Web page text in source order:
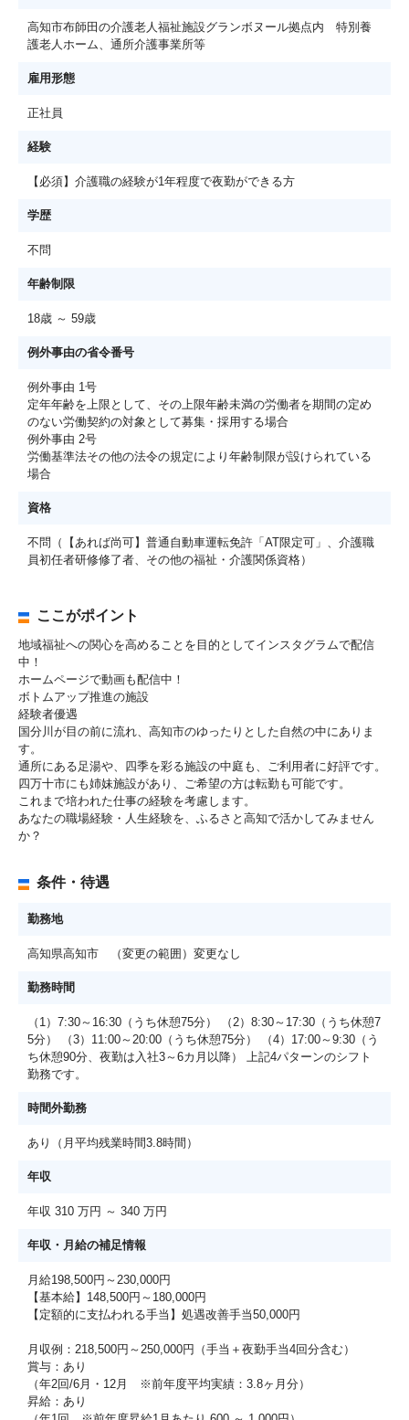
高知市布師田の介護老人福祉施設グランボヌール拠点内 特別養
護老人ホーム、通所介護事業所等
雇用形態
正社員
経験
【必須】介護職の経験が1年程度で夜勤ができる方
学歴
不問
年齢制限
18歳 ～ 59歳
例外事由の省令番号
例外事由 1号
定年年齢を上限として、その上限年齢未満の労働者を期間の定め
のない労働契約の対象として募集・採用する場合
例外事由 2号
労働基準法その他の法令の規定により年齢制限が設けられている
場合
資格
不問（【あれば尚可】普通自動車運転免許「AT限定可」、介護職
員初任者研修修了者、その他の福祉・介護関係資格）
ここがポイント
地域福祉への関心を高めることを目的としてインスタグラムで配信
中！
ホームページで動画も配信中！
ボトムアップ推進の施設
経験者優遇
国分川が目の前に流れ、高知市のゆったりとした自然の中にありま
す。
通所にある足湯や、四季を彩る施設の中庭も、ご利用者に好評です。
四万十市にも姉妹施設があり、ご希望の方は転勤も可能です。
これまで培われた仕事の経験を考慮します。
あなたの職場経験・人生経験を、ふるさと高知で活かしてみません
か？
条件・待遇
勤務地
高知県高知市 （変更の範囲）変更なし
勤務時間
（1）7:30～16:30（うち休憩75分） （2）8:30～17:30（うち休憩7
5分） （3）11:00～20:00（うち休憩75分） （4）17:00～9:30（う
ち休憩90分、夜勤は入社3～6カ月以降） 上記4パターンのシフト
勤務です。
時間外勤務
あり（月平均残業時間3.8時間）
年収
年収 310 万円 ～ 340 万円
年収・月給の補足情報
月給198,500円～230,000円
【基本給】148,500円～180,000円
【定額的に支払われる手当】処遇改善手当50,000円
月収例：218,500円～250,000円（手当＋夜勤手当4回分含む）
賞与：あり
（年2回/6月・12月 ※前年度平均実績：3.8ヶ月分）
昇給：あり